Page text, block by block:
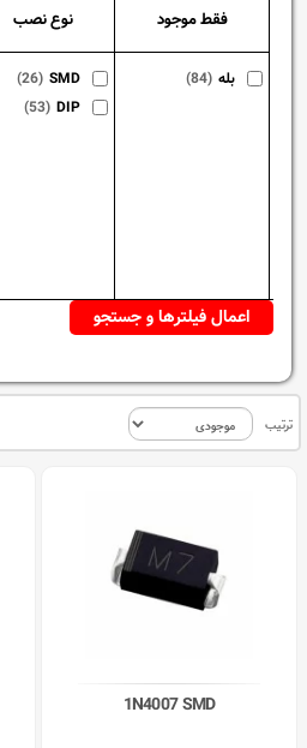
فقط موجود
بله (84)
نوع نصب
SMD
(26)
DIP
(53)
ترتیب
1N4007 SMD